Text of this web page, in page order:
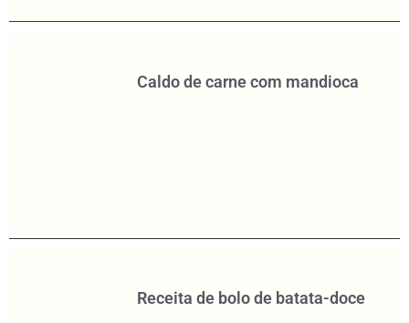
Caldo de carne com mandioca
Receita de bolo de batata-doce